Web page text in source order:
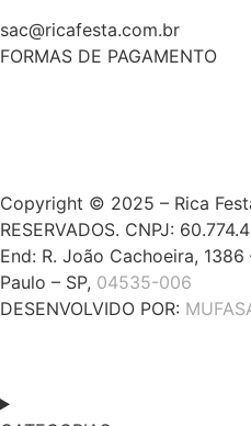
sac@ricafesta.com.br
FORMAS DE PAGAMENTO
Copyright © 2025 – Rica
RESERVADOS. CNPJ:
End: R. João Cachoeira,
Paulo – SP, 04535-006
DESENVOLVIDO POR: